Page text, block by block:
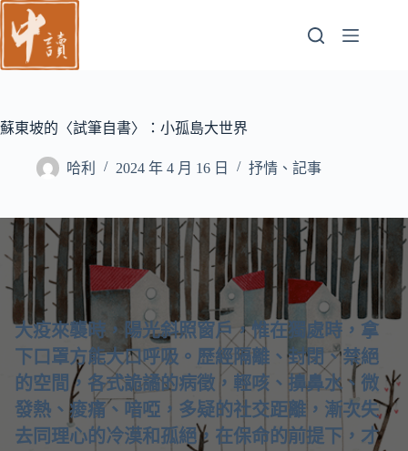
跳
至
主
容
蘇東坡的〈試筆自書〉：小孤島大世界
哈利 2024 年 4 月 16 日 抒情、記事
大疫來襲時，陽光斜照窗戶，惟在獨處時，拿
下口罩方能大口呼吸。歷經隔離、封閉、禁絕
的空間，各式詭譎的病徵，輕咳、擤鼻水、微
發熱、痠痛、喑啞，多疑的社交距離，漸次失
去同理心的冷漠和孤絕，在保命的前提下，才